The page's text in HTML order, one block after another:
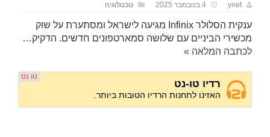
ynet 4 בנובמבר 2025 טכנולוגיה
ענקית הסלולר Infinix מגיעה לישראל ומסתערת על שוק
מכשירי הביניים עם שלושה סמארטפונים חדשים. הדקיק…
לכתבה המלאה »